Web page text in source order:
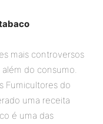
mais controversos
do consumo.
Fumicultores do
uma receita
é uma das